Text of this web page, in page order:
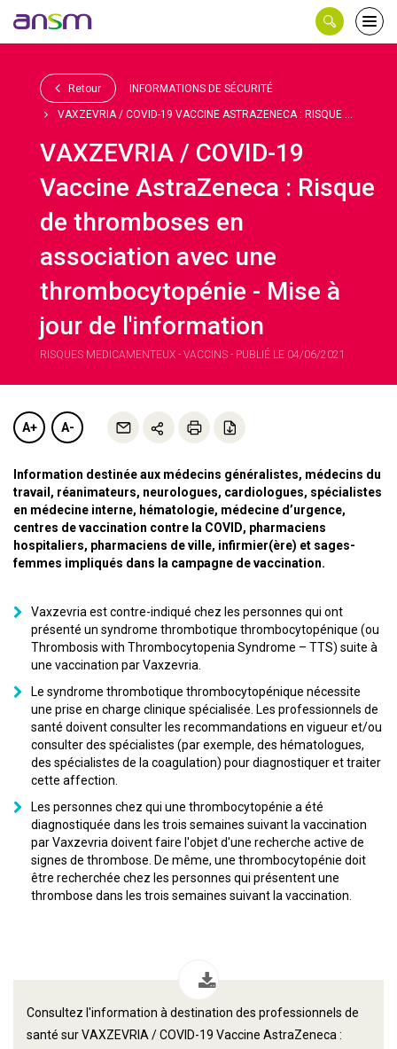
le
Retour INFORMATIONS DE SÉCURITÉ
VAXZEVRIA / COVID-19 VACCINE ASTRAZENECA : RISQUE ...
VAXZEVRIA / COVID-19
Vaccine AstraZeneca : Risque
de thromboses en
association avec une
thrombocytopénie - Mise à
jour de l'information
RISQUES MEDICAMENTEUX - VACCINS - PUBLIÉ LE 04/06/2021
A+ A-
Information destinée aux médecins généralistes, médecins du
travail, réanimateurs, neurologues, cardiologues, spécialistes
en médecine interne, hématologie, médecine d’urgence,
centres de vaccination contre la COVID, pharmaciens
hospitaliers, pharmaciens de ville, infirmier(ère) et sages-
femmes impliqués dans la campagne de vaccination.
Vaxzevria est contre-indiqué chez les personnes qui ont
présenté un syndrome thrombotique thrombocytopénique (ou
Thrombosis with Thrombocytopenia Syndrome – TTS) suite à
une vaccination par Vaxzevria.
Le syndrome thrombotique thrombocytopénique nécessite
une prise en charge clinique spécialisée. Les professionnels de
santé doivent consulter les recommandations en vigueur et/ou
consulter des spécialistes (par exemple, des hématologues,
des spécialistes de la coagulation) pour diagnostiquer et traiter
cette affection.
Les personnes chez qui une thrombocytopénie a été
diagnostiquée dans les trois semaines suivant la vaccination
par Vaxzevria doivent faire l'objet d'une recherche active de
signes de thrombose. De même, une thrombocytopénie doit
être recherchée chez les personnes qui présentent une
thrombose dans les trois semaines suivant la vaccination.
Consultez l'information à destination des professionnels de
santé sur VAXZEVRIA / COVID-19 Vaccine AstraZeneca :